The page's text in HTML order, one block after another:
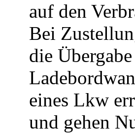
auf den
Bei
die
eines Lkw
und gehen